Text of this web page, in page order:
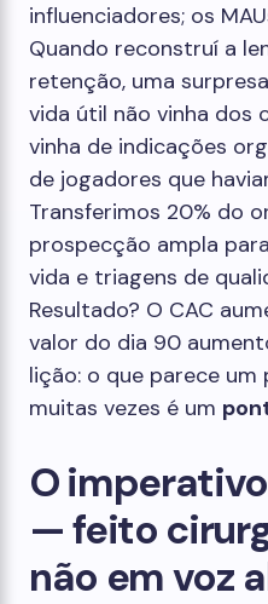
influenciadores; os
Quando reconstruí a
retenção, uma
vida útil não vinha dos
vinha de indicações
de jogadores que
Transferimos 20% do
prospecção ampla
vida e triagens de
Resultado? O CAC
valor do dia 90
lição: o que parece
muitas vezes é um
O
— feito
não em voz